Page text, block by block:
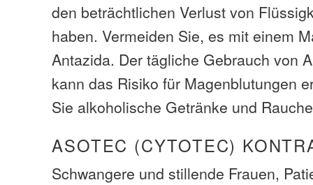
den beträchtlichen Verlust von
haben. Vermeiden Sie, es mit einem
Antazida. Der tägliche Gebrauch von
kann das Risiko für Magenblutungen
Sie alkoholische Getränke und
ASOTEC (CYTOTEC)
Schwangere und stillende Frauen,